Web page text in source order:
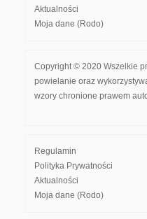
Aktualności
Moja dane (Rodo)
Copyright © 2020 Wszelkie
powielanie oraz
wzory chronione prawem
Regulamin
Polityka Prywatności
Aktualności
Moja dane (Rodo)